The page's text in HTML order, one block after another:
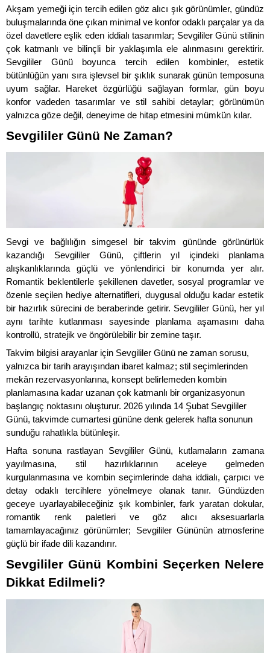
Akşam yemeği için tercih edilen göz alıcı şık görünümler, gündüz
buluşmalarında öne çıkan minimal ve konfor odaklı parçalar ya da
özel davetlere eşlik eden iddialı tasarımlar; Sevgililer Günü stilinin
çok katmanlı ve bilinçli bir yaklaşımla ele alınmasını gerektirir.
Sevgililer Günü boyunca tercih edilen kombinler, estetik
bütünlüğün yanı sıra işlevsel bir şıklık sunarak günün temposuna
uyum sağlar. Hareket özgürlüğü sağlayan formlar, gün boyu
konfor vadeden tasarımlar ve stil sahibi detaylar; görünümün
yalnızca göze değil, deneyime de hitap etmesini mümkün kılar.
Sevgililer Günü Ne Zaman?
Sevgi ve bağlılığın simgesel bir takvim gününde görünürlük
kazandığı Sevgililer Günü, çiftlerin yıl içindeki planlama
alışkanlıklarında güçlü ve yönlendirici bir konumda yer alır.
Romantik beklentilerle şekillenen davetler, sosyal programlar ve
özenle seçilen hediye alternatifleri, duygusal olduğu kadar estetik
bir hazırlık sürecini de beraberinde getirir. Sevgililer Günü, her yıl
aynı tarihte kutlanması sayesinde planlama aşamasını daha
kontrollü, stratejik ve öngörülebilir bir zemine taşır.
Takvim bilgisi arayanlar için Sevgililer Günü ne zaman sorusu,
yalnızca bir tarih arayışından ibaret kalmaz; stil seçimlerinden
mekân rezervasyonlarına, konsept belirlemeden kombin
planlamasına kadar uzanan çok katmanlı bir organizasyonun
başlangıç noktasını oluşturur. 2026 yılında 14 Şubat Sevgililer
Günü, takvimde cumartesi gününe denk gelerek hafta sonunun
sunduğu rahatlıkla bütünleşir.
Hafta sonuna rastlayan Sevgililer Günü, kutlamaların zamana
yayılmasına, stil hazırlıklarının aceleye gelmeden
kurgulanmasına ve kombin seçimlerinde daha iddialı, çarpıcı ve
detay odaklı tercihlere yönelmeye olanak tanır. Gündüzden
geceye uyarlayabileceğiniz şık kombinler, fark yaratan dokular,
romantik renk paletleri ve göz alıcı aksesuarlarla
tamamlayacağınız görünümler; Sevgililer Gününün atmosferine
güçlü bir ifade dili kazandırır.
Sevgililer Günü Kombini Seçerken Nelere
Dikkat Edilmeli?